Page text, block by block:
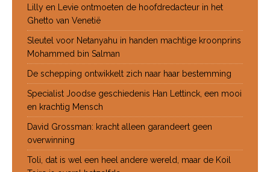
Lilly en Levie ontmoeten de hoofdredacteur in het
Ghetto van Venetië
Sleutel voor Netanyahu in handen machtige kroonprins
Mohammed bin Salman
De schepping ontwikkelt zich naar haar bestemming
Specialist Joodse geschiedenis Han Lettinck, een mooi
en krachtig Mensch
David Grossman: kracht alleen garandeert geen
overwinning
Toli, dat is wel een heel andere wereld, maar de Koil